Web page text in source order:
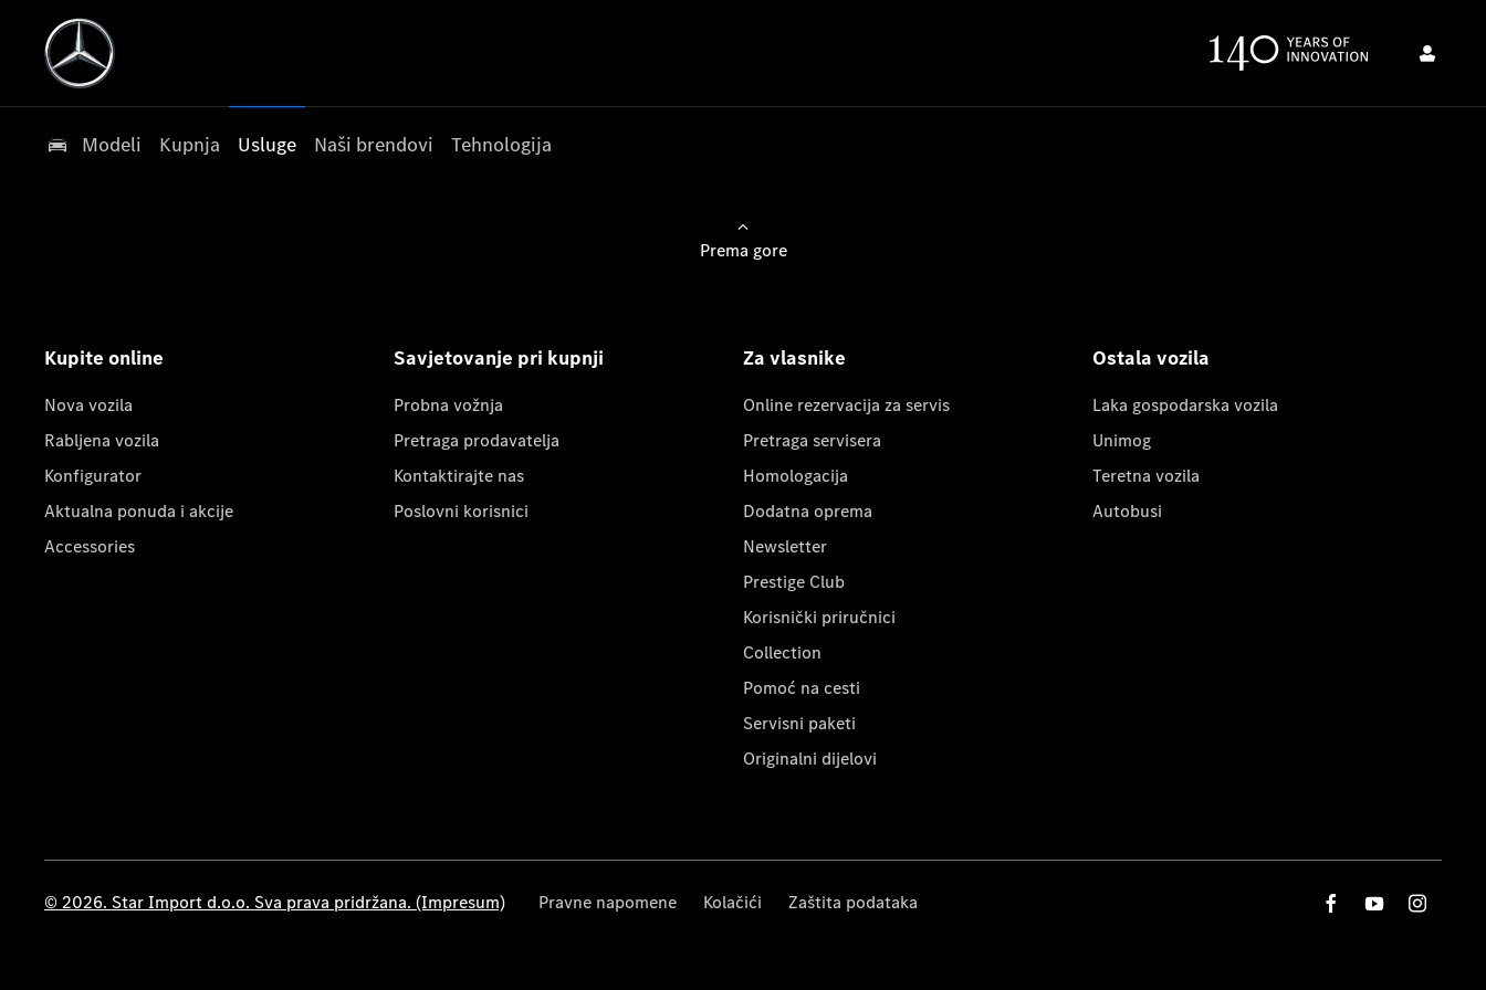
Modeli Kupnja Usluge Naši brendovi Tehnologija
Prema gore
Kupite online
Nova vozila
Rabljena vozila
Konfigurator
Aktualna ponuda i akcije
Accessories
Savjetovanje pri kupnji
Probna vožnja
Pretraga prodavatelja
Kontaktirajte nas
Poslovni korisnici
Za vlasnike
Online rezervacija za servis
Pretraga servisera
Homologacija
Dodatna oprema
Newsletter
Prestige Club
Korisnički priručnici
Collection
Pomoć na cesti
Servisni paketi
Originalni dijelovi
Ostala vozila
Laka gospodarska vozila
Unimog
Teretna vozila
Autobusi
© 2026. Star Import d.o.o. Sva prava pridržana. (Impresum) Pravne napomene Kolačići Zaštita podataka